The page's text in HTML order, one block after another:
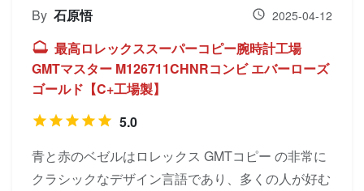
By 石原悟 2025-04-12
最高ロレックススーパーコピー腕時計工場
GMTマスター M126711CHNRコンビ エバーローズ
ゴールド【C+工場製】
5.0
青と赤のベゼルはロレックス GMTコピー の非常に
クラシックなデザイン言語であり、多くの人が好む